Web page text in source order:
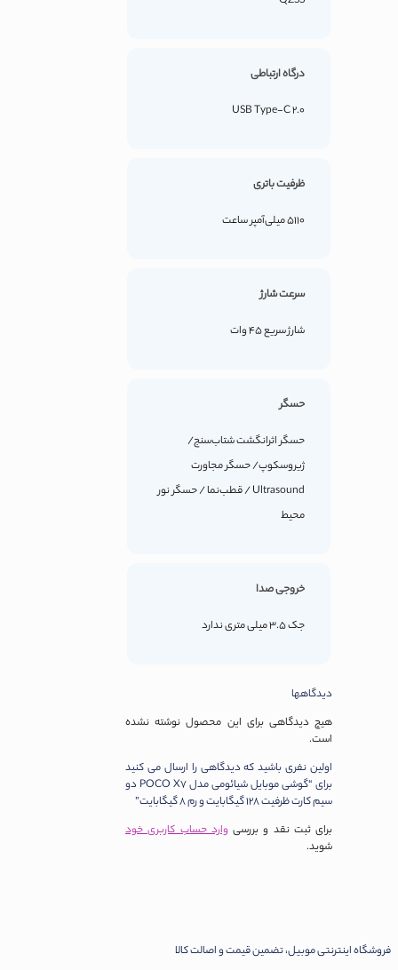
درگاه ارتباطی
USB Type-C 2.0
ظرفیت باتری
5110 میلی‌آمپر ساعت
سرعت شارژ
شارژ سریع 45 وات
حسگر
حسگر اثرانگشت شتاب‌سنج/
ژیروسکوپ/ حسگر مجاورت
Ultrasound / قطب‌نما / حسگر نور
محیط
خروجی صدا
جک 3.5 میلی متری ندارد
دیدگاهها
هیچ دیدگاهی برای این محصول نوشته نشده
است.
اولین نفری باشید که دیدگاهی را ارسال می کنید
برای “گوشی موبایل شیائومی مدل POCO X7 دو
سیم کارت ظرفیت 128 گیگابایت و رم 8 گیگابایت”
برای ثبت نقد و بررسیوارد حساب کاربری خود
شوید.
اینترنتی موبیل، تضمین قیمت و اصالت کالا